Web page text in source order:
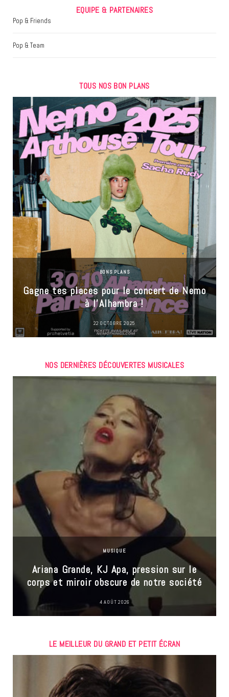
EQUIPE & PARTENAIRES
Pop & Friends
Pop & Team
TOUS NOS BON PLANS
BONS PLANS
Gagne tes places pour le concert de Nemo
à l’Alhambra !
22 OCTOBRE 2025
NOS DERNIÈRES DÉCOUVERTES MUSICALES
MUSIQUE
Ariana Grande, KJ Apa, pression sur le
corps et miroir obscure de notre société
4 AOÛT 2026
LE MEILLEUR DU GRAND ET PETIT ÉCRAN